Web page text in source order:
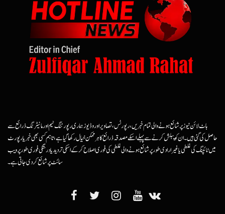
ہاٹ لائن نیوز پر شائع ہونے والی تمام خبریں، رپورٹس، تصاویر اور وڈیوز ہماری رپورٹنگ ٹیم اور مانیٹرنگ ذرائع سے
حاصل کی گئی ہیں۔ ان کو پبلش کرنے سے پہلے اسکے مصدقہ ذرائع کا ہرممکن خیال رکھا گیا ہے، تاہم کسی بھی خبر یا رپورٹ
میں ٹائپنگ کی غلطی یا غیرارادی طور پر شائع ہونے والی غلطی کی فوری اصلاح کرکے اسکی تردید یا درستگی فوری طور پر ویب
سائٹ پر شائع کردی جاتی ہے۔